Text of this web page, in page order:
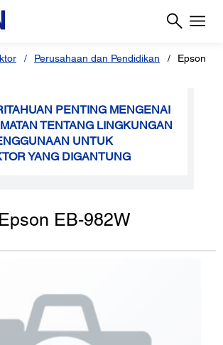
Perusahaan dan Pendidikan Epson
PENTING MENGENAI
TENTANG LINGKUNGAN
UNTUK
YANG DIGANTUNG
Epson EB-982W